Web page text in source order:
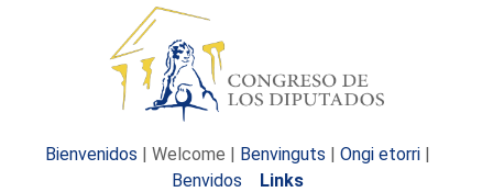
Bienvenidos | Welcome | Benvinguts | Ongi etorri |
Benvidos
Links